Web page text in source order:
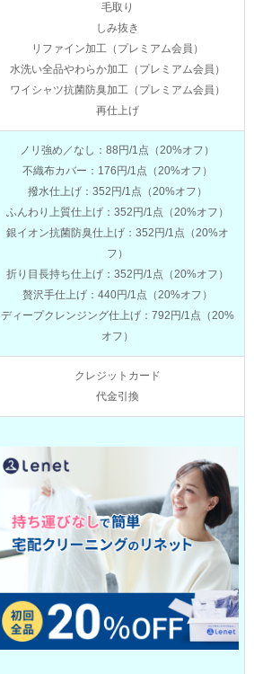
毛取り
しみ抜き
リファイン加工（プレミアム会員）
水洗い全品やわらか加工（プレミアム会員）
ワイシャツ抗菌防臭加工（プレミアム会員）
再仕上げ
ノリ強め／なし：88円/1点（20%オフ）
不織布カバー：176円/1点（20%オフ）
撥水仕上げ：352円/1点（20%オフ）
ふんわり上質仕上げ：352円/1点（20%オフ）
銀イオン抗菌防臭仕上げ：352円/1点（20%オ
フ）
折り目長持ち仕上げ：352円/1点（20%オフ）
贅沢手仕上げ：440円/1点（20%オフ）
ディープクレンジング仕上げ：792円/1点（20%
オフ）
クレジットカード
代金引換